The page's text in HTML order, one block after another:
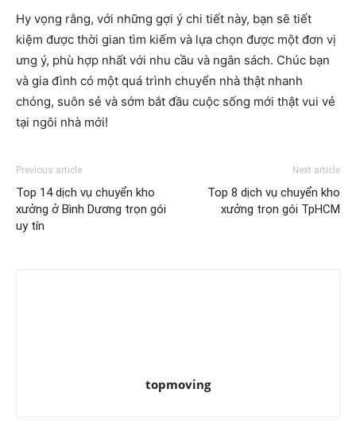
Hy vọng rằng, với những gợi ý chi tiết này, bạn sẽ tiết
kiệm được thời gian tìm kiếm và lựa chọn được một đơn vị
ưng ý, phù hợp nhất với nhu cầu và ngân sách. Chúc bạn
và gia đình có một quá trình chuyển nhà thật nhanh
chóng, suôn sẻ và sớm bắt đầu cuộc sống mới thật vui vẻ
tại ngôi nhà mới!
Previous article
Top 14 dịch vụ chuyển kho
xưởng ở Bình Dương trọn gói
uy tín
Next article
Top 8 dịch vụ chuyển kho
xưởng trọn gói TpHCM
topmoving